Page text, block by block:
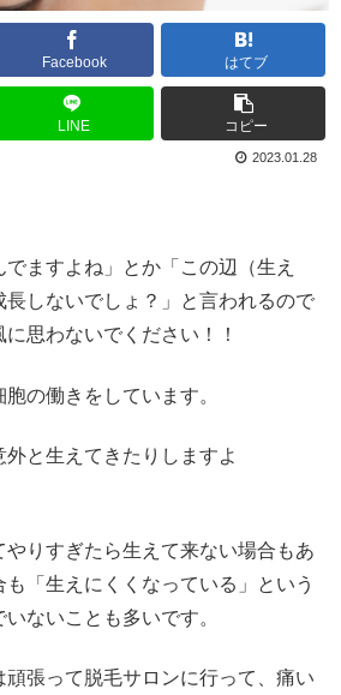
Facebook はてブ
LINE コピー
2023.01.28
ますよね」とか「この辺（生え
長しないでしょ？」と言われるので
思わないでください！！
の働きをしています。
と生えてきたりしますよ
やりすぎたら生えて来ない場合もあ
「生えにくくなっている」という
ないことも多いです。
張って脱毛サロンに行って、痛い